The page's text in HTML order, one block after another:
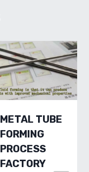
METAL TUBE
FORMING
PROCESS
FACTORY